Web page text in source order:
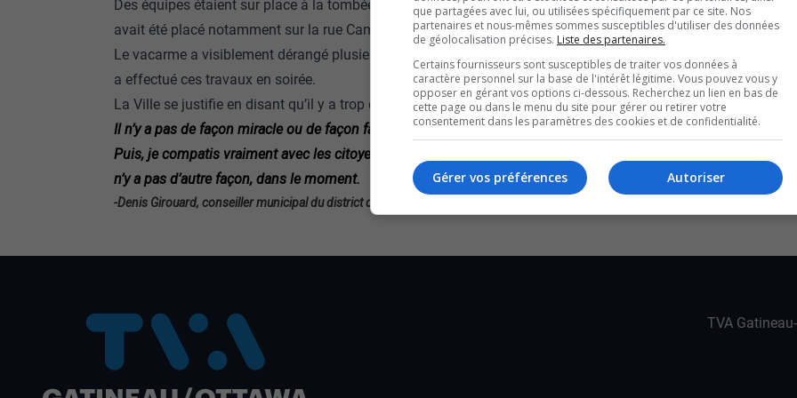
Des équipes étaient sur place à la tombée de la nuit, vers 22h, pour retirer l’enrochement qui
avait été placé notamment sur la rue Campeau et le chemin du Fer à Cheval.
Le vacarme a visiblement dérangé plusieurs résidents, qui s’expliquent mal pourquoi la Ville
a effectué ces travaux en soirée.
La Ville se justifie en disant qu’il y a trop de circulation en journée pour faire le travail.
Il n’y a pas de façon miracle ou de façon facile de faire des travaux ou d’essayer d’avancer.
Puis, je compatis vraiment avec les citoyens qui en ont assez comme je disais tantôt. Mais, il
n’y a pas d’autre façon, dans le moment.
-Denis Girouard, conseiller municipal du district du Lac-Beauchamp
TVA
que partagées avec lui, ou utilisées spécifiquement par ce site. Nos
partenaires et nous-mêmes sommes susceptibles d'utiliser des données
de géolocalisation précises. Liste des partenaires.
Certains fournisseurs sont susceptibles de traiter vos données à
caractère personnel sur la base de l'intérêt légitime. Vous pouvez vous y
opposer en gérant vos options ci-dessous. Recherchez un lien en bas de
cette page ou dans le menu du site pour gérer ou retirer votre
consentement dans les paramètres des cookies et de confidentialité.
Autoriser
Gérer vos préférences